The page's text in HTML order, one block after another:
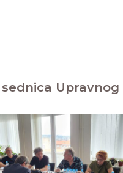
Upravnog